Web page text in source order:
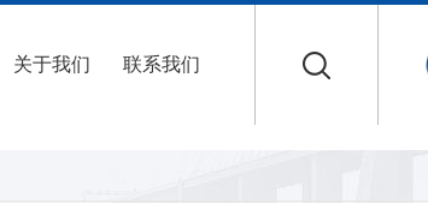
关于我们 联系我们